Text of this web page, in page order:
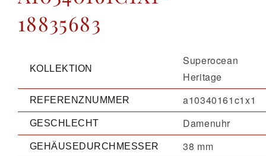
18835683
KOLLEKTION
Superocean
Heritage
REFERENZNUMMER a10340161c1x1
GESCHLECHT Damenuhr
GEHÄUSEDURCHMESSER 38 mm